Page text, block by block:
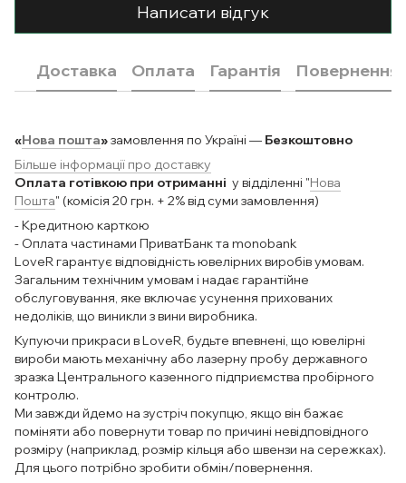
Написати відгук
Доставка Оплата Гарантія Повернення
«Нова пошта»замовлення по Україні — Безкоштовно
Більше інформації про доставку
Оплата готівкою при отриманні у відділенні "Нова
Пошта" (комісія 20 грн. + 2% від суми замовлення)
- Кредитною карткою
- Оплата частинами ПриватБанк та monobank
LoveR гарантує відповідність ювелірних виробів умовам.
Загальним технічним умовам і надає гарантійне
обслуговування, яке включає усунення прихованих
недоліків, що виникли з вини виробника.
Купуючи прикраси в LoveR, будьте впевнені, що ювелірні
вироби мають механічну або лазерну пробу державного
зразка Центрального казенного підприємства пробірного
контролю.
Ми завжди йдемо на зустріч покупцю, якщо він бажає
поміняти або повернути товар по причині невідповідного
розміру (наприклад, розмір кільця або швензи на сережках).
Для цього потрібно зробити обмін/повернення.